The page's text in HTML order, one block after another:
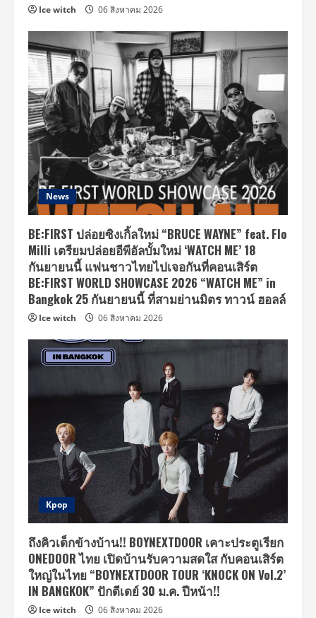
Ice witch 06 สิงหาคม 2026
News
BE:FIRST ปล่อยซิงเกิ้ลใหม่ “BRUCE WAYNE” feat. Flo
Milli เตรียมปล่อยอีพีอัลบั้มใหม่ ‘WATCH ME’ 18
กันยายนนี้ แฟนชาวไทยไปเจอกันที่คอนเสิร์ต
BE:FIRST WORLD SHOWCASE 2026 “WATCH ME” in
Bangkok 25 กันยายนนี้ ที่สามย่านมิตร ทาวน์ ฮอลล์
Ice witch 06 สิงหาคม 2026
Kpop
ถึงคิวเด็กข้างบ้าน!! BOYNEXTDOOR เคาะประตูเรียก
ONEDOOR ไทย เปิดบ้านรับความสดใส กับคอนเสิร์ต
ใหญ่ในไทย “BOYNEXTDOOR TOUR ‘KNOCK ON Vol.2’
IN BANGKOK” ปักดีเดย์ 30 ม.ค. ปีหน้า!!
Ice witch 06 สิงหาคม 2026